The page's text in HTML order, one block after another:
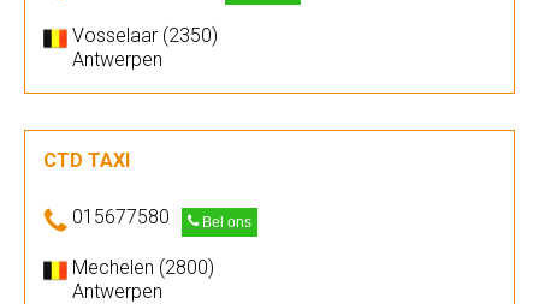
Vosselaar (2350)
Antwerpen
CTD TAXI
015677580 Bel ons
Mechelen (2800)
Antwerpen